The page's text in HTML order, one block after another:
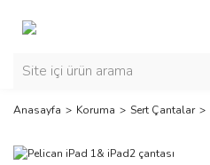
Anasayfa Koruma Sert Çantalar